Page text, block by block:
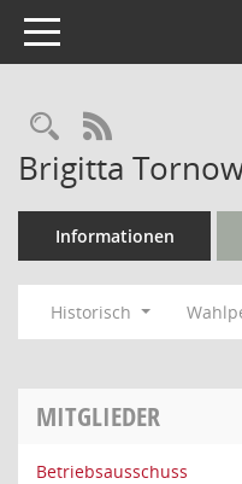
Toggle navigation
RSS-Feed
Brigitta
Informationen
Historisch
MITGLIEDER
Betriebsausschuss